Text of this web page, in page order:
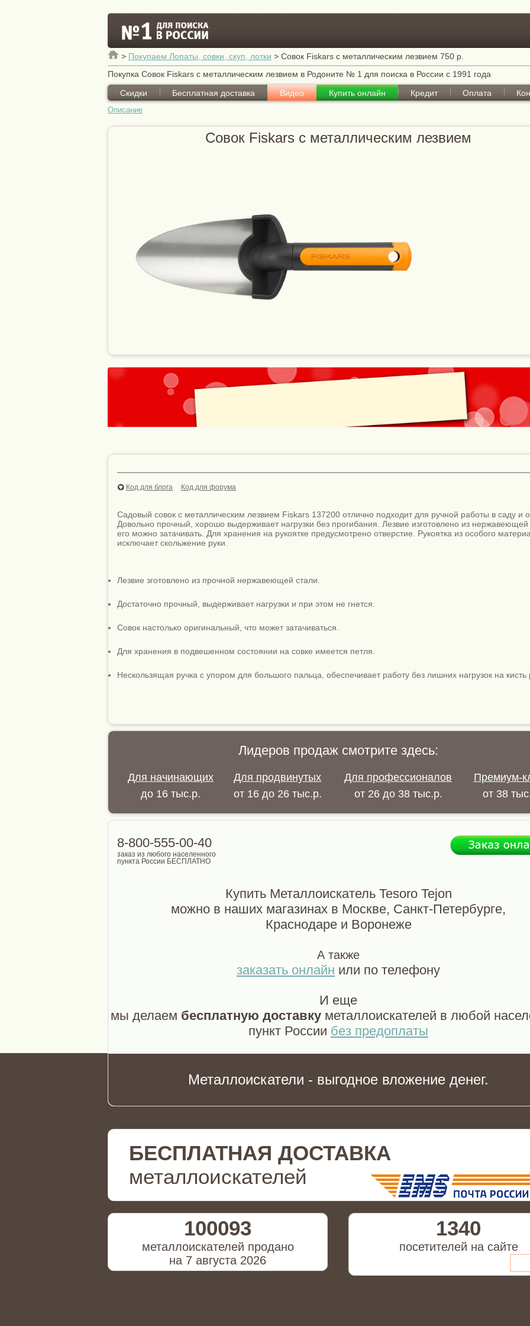
> Покупаем Лопаты, совки, скуп, лотки > Совок Fiskars с металлическим лезвием 750 р.
Покупка Совок Fiskars с металлическим лезвием в Родоните № 1 для поиска в России с 1991 года
Скидки
Бесплатная доставка Видео Купить онлайн Кредит Оплата
Описание
Совок Fiskars с металлическим лезвием
Код для блога Код для форума
Садовый совок с металлическим лезвием Fiskars 137200 отлично подходит для ручной работы в саду и
Довольно прочный, хорошо выдерживает нагрузки без прогибания. Лезвие изготовлено из нержавеющей
его можно затачивать. Для хранения на рукоятке предусмотрено отверстие. Рукоятка из особого
исключает скольжение руки.
Лезвие зготовлено из прочной нержавеющей стали.
Достаточно прочный, выдерживает нагрузки и при этом не гнется.
Совок настолько оригинальный, что может затачиваться.
Для хранения в подвешенном состоянии на совке имеется петля.
Нескользящая ручка с упором для большого пальца, обеспечивает работу без лишних нагрузок на кисть
Лидеров продаж смотрите здесь:
Для начинающих
до 16 тыс.р.
Для продвинутых
от 16 до 26 тыс.р.
Для профессионалов
от 26 до 38 тыс.р.
Премиум-
от 38
8-800-555-00-40
заказ из любого населенного
пункта России БЕСПЛАТНО
Купить Металлоискатель Tesoro Tejon
можно в наших магазинах в Москве, Санкт-Петербурге,
Краснодаре и Воронеже
А также
заказать онлайн или по телефону
И еще
мы делаем бесплатную доставкуметаллоискателей в любой
пункт России без предоплаты
Металлоискатели - выгодное вложение денег.
БЕСПЛАТНАЯ ДОСТАВКА
металлоискателей
100093
металлоискателей продано
на 7 августа 2026
1340
посетителей на сайте